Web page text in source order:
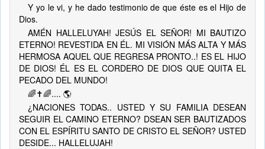
Y yo le vi, y he dado testimonio de que éste es el Hijo de
Dios.
AMÉN HALLELUYAH! JESÚS EL SEÑOR! MI BAUTIZO
ETERNO! REVESTIDA EN ÉL. MI VISIÓN MÁS ALTA Y MÁS
HERMOSA AQUEL QUE REGRESA PRONTO..! ES EL HIJO
DE DIOS! ÉL ES EL CORDERO DE DIOS QUE QUITA EL
PECADO DEL MUNDO!
🌈✝️🌈.... 🌎
¿NACIONES TODAS.. USTED Y SU FAMILIA DESEAN
SEGUIR EL CAMINO ETERNO? DSEAN SER BAUTIZADOS
CON EL ESPÍRITU SANTO DE CRISTO EL SEÑOR? USTED
DESIDE... HALLELUJAH!